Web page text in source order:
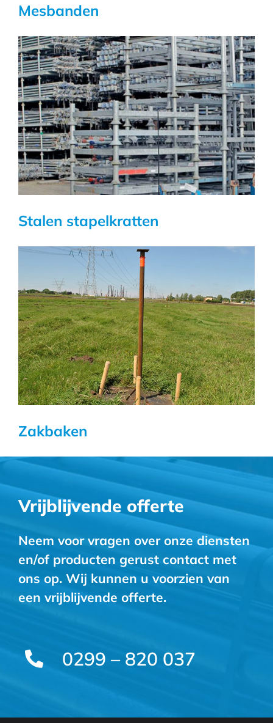
Mesbanden
Stalen stapelkratten
Zakbaken
Vrijblijvende offerte
Neem voor vragen over onze diensten
en/of producten gerust contact met
ons op. Wij kunnen u voorzien van
een vrijblijvende offerte.
0299 – 820 037